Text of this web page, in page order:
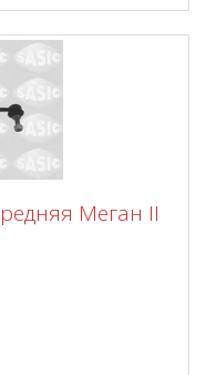
Меган II